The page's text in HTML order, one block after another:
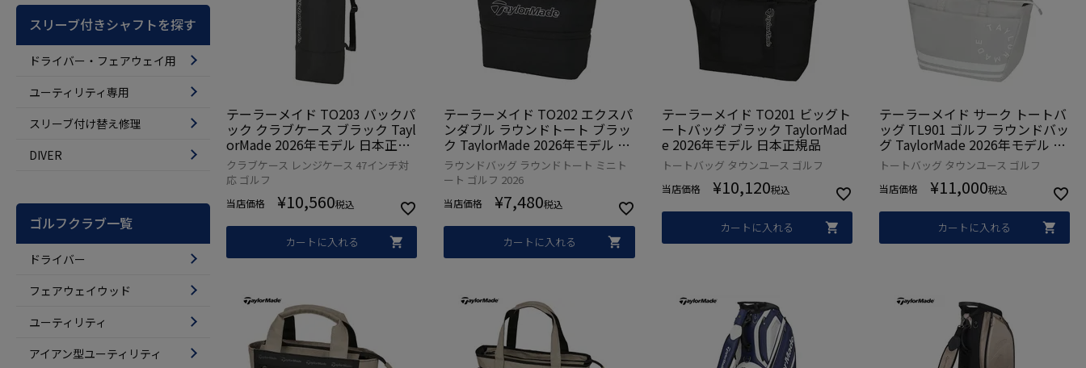
スリーブ付きシャフトを探す
ドライバー・フェアウェイ用
ユーティリティ専用
スリーブ付け替え修理
DIVER
ゴルフクラブ一覧
ドライバー
フェアウェイウッド
ユーティリティ
アイアン型ユーティリティ
テーラーメイド TO203 バックパ
ック クラブケース ブラック Tayl
orMade 2026年モデル 日本正規
品
クラブケース レンジケース 47インチ対
応 ゴルフ
当店価格 ¥10,560税込
カートに入れる
テーラーメイド TO202 エクスパ
ンダブル ラウンドトート ブラッ
ク TaylorMade 2026年モデル 日
本正規品
ラウンドバッグ ラウンドトート ミニト
ート ゴルフ 2026
当店価格 ¥7,480税込
カートに入れる
テーラーメイド TO201 ビッグト
ートバッグ ブラック TaylorMad
e 2026年モデル 日本正規品
トートバッグ タウンユース ゴルフ
当店価格 ¥10,120税込
カートに入れる
テーラーメイド サーク トートバ
ッグ TL901 ゴルフ ラウンドバッ
グ TaylorMade 2026年モデル 日
本正規品
トートバッグ タウンユース ゴルフ
当店価格 ¥11,000税込
カートに入れる